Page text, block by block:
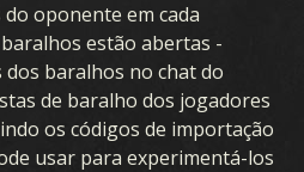
oponente em cada
estão abertas -
baralhos no chat do
de baralho dos jogadores
os códigos de importação
usar para experimentá-los